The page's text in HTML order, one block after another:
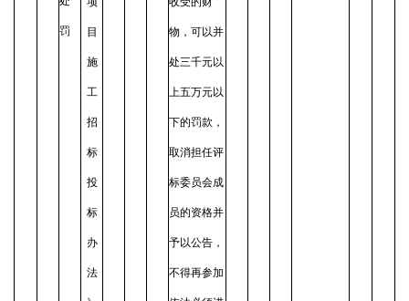
罚 目
施
工
招
标
投
标
办
法
物，可以并
处三千元以
上五万元以
下的罚款，
取消担任评
标委员会成
员的资格并
予以公告，
不得再参加